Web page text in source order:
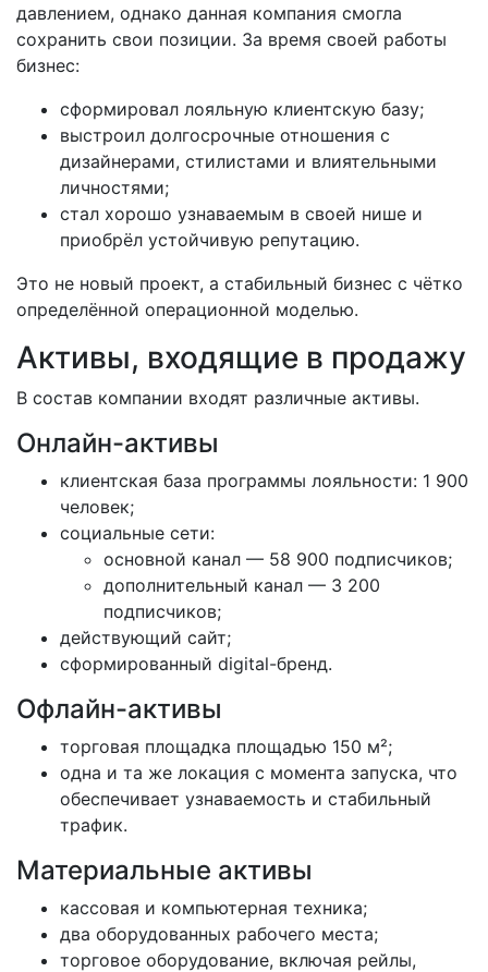
давлением, однако данная компания смогла
сохранить свои позиции. За время своей работы
бизнес:
сформировал лояльную клиентскую базу;
выстроил долгосрочные отношения с
дизайнерами, стилистами и влиятельными
личностями;
стал хорошо узнаваемым в своей нише и
приобрёл устойчивую репутацию.
Это не новый проект, а стабильный бизнес с чётко
определённой операционной моделью.
Активы, входящие в продажу
В состав компании входят различные активы.
Онлайн-активы
клиентская база программы лояльности: 1 900
человек;
социальные сети:
основной канал — 58 900 подписчиков;
дополнительный канал — 3 200
подписчиков;
действующий сайт;
сформированный digital-бренд.
Офлайн-активы
торговая площадка площадью 150 м²;
одна и та же локация с момента запуска, что
обеспечивает узнаваемость и стабильный
трафик.
Материальные активы
кассовая и компьютерная техника;
два оборудованных рабочего места;
торговое оборудование, включая рейлы,